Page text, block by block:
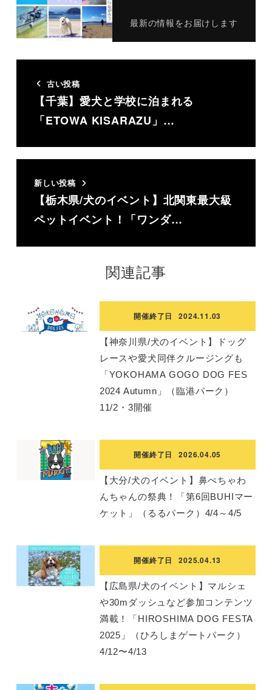
最新の情報をお届けします
古い投稿
【千葉】愛犬と学校に泊まれる
「ETOWA KISARAZU」…
新しい投稿
【栃木県/犬のイベント】北関東最大級
ペットイベント！「ワンダ…
関連記事
開催終了日 2024.11.03
【神奈川県/犬のイベント】ドッグ
レースや愛犬同伴クルージングも
「YOKOHAMA GOGO DOG FES
2024 Autumn」（臨港パーク）
11/2・3開催
開催終了日 2026.04.05
【大分/犬のイベント】鼻ぺちゃわ
んちゃんの祭典！「第6回BUHIマー
ケット」（るるパーク）4/4～4/5
開催終了日 2025.04.13
【広島県/犬のイベント】マルシェ
や30mダッシュなど参加コンテンツ
満載！「HIROSHIMA DOG FESTA
2025」（ひろしまゲートパーク）
4/12〜4/13